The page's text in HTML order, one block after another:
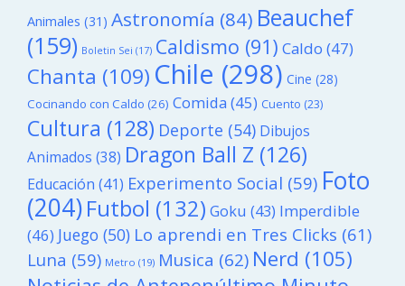
Animales (31) Astronomía (84) Beauchef
(159) Boletin Sei (17) Caldismo (91) Caldo (47)
Chanta (109) Chile (298) Cine (28)
Cocinando con Caldo (26) Comida (45) Cuento (23)
Cultura (128) Deporte (54) Dibujos
Animados (38) Dragon Ball Z (126)
Educación (41) Experimento Social (59) Foto
(204)Futbol (132) Goku (43) Imperdible
(46) Juego (50) Lo aprendi en Tres Clicks (61)
Luna (59) Metro (19) Musica (62) Nerd (105)